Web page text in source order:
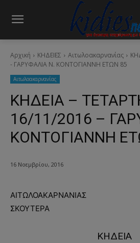
Αρχική ΚΗΔΕΙΕΣ Aιτωλοακαρνανίας
- ΓΑΡΥΦΑΛΙΑ Ν. ΚΟΝΤΟΓΙΑΝΝΗ ΕΤΩΝ 85
Aιτωλοακαρνανίας
ΚΗΔΕΙΑ –
16/11/2016 –
ΚΟΝΤΟΓΙΑΝΝΗ
16 Νοεμβρίου, 2016
ΑΙΤΩΛΟΑΚΑΡΝΑΝΙΑΣ
ΣΚΟΥΤΕΡΑ
ΚΗΔΕΙΑ